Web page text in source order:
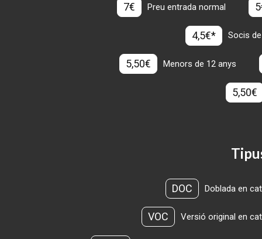
7€ Preu entrada normal
4,5€* Socis
5,50€ Menors de 12 anys
5,50€
DOC Doblada en
VOC Versió original en